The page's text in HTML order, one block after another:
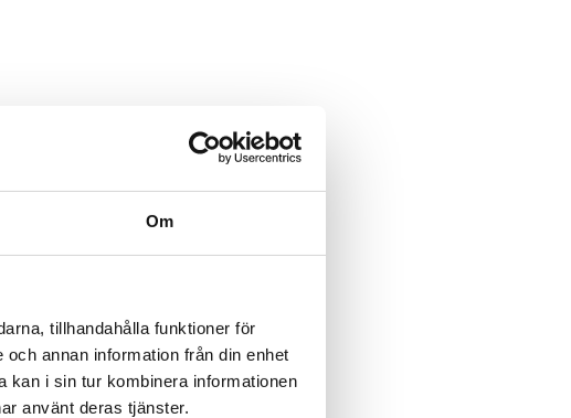
Om
tillhandahålla funktioner för
annan information från din enhet
kan i sin tur kombinera informationen
använt deras tjänster.
veckan